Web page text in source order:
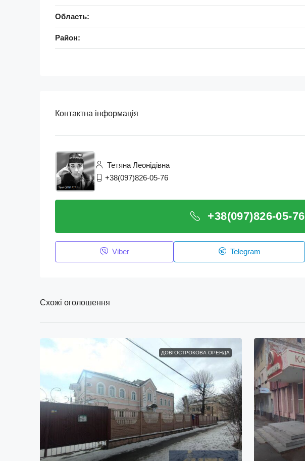
Область:
Район:
Контактна інформація
Тетяна Леонідівна
+38(097)826-05-76
+38(097)826-05-76
Viber Telegram
Схожі оголошення
ДОВГОСТРОКОВА ОРЕНДА